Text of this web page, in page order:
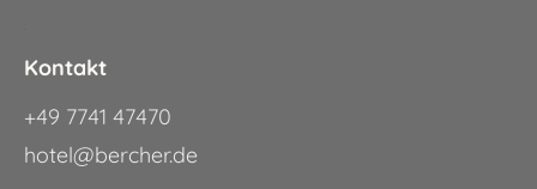
Kontakt
+49 7741 47470
hotel@bercher.de